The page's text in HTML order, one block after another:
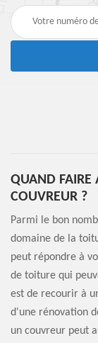
QUAND FAIRE
COUVREUR ?
Parmi le bon
domaine de la
peut répondre à
de toiture qui
est de recourir à
d'une rénovation
un couvreur peut